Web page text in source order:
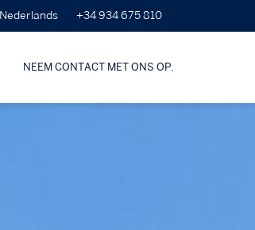
Nederlands +34 934 675 810
NEEM CONTACT MET ONS OP.